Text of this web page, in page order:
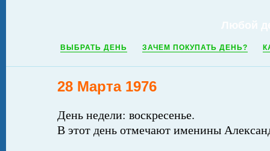
ВЫБРАТЬ ДЕНЬ ЗАЧЕМ ПОКУПАТЬ ДЕНЬ?
28 Марта 1976
День недели: воскресенье.
В этот день отмечают именины